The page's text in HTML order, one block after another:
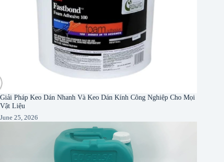
Giải Pháp Keo Dán Nhanh Và Keo Dán Kính Công Nghiệp Cho Mọi
Vật Liệu
June 25, 2026